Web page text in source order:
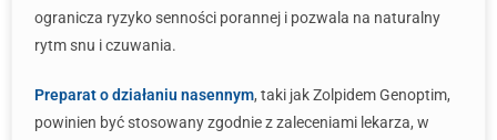
ogranicza ryzyko senności porannej i pozwala na naturalny
rytm snu i czuwania.
Preparat o działaniu nasennym, taki jak Zolpidem Genoptim,
powinien być stosowany zgodnie z zaleceniami lekarza, w